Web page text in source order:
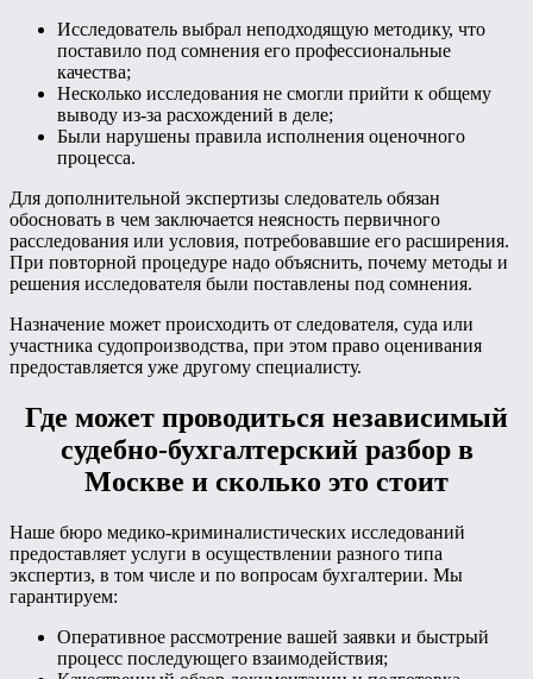
Исследователь выбрал неподходящую методику, что
поставило под сомнения его профессиональные
качества;
Несколько исследования не смогли прийти к общему
выводу из-за расхождений в деле;
Были нарушены правила исполнения оценочного
процесса.
Для дополнительной экспертизы следователь обязан
обосновать в чем заключается неясность первичного
расследования или условия, потребовавшие его расширения.
При повторной процедуре надо объяснить, почему методы и
решения исследователя были поставлены под сомнения.
Назначение может происходить от следователя, суда или
участника судопроизводства, при этом право оценивания
предоставляется уже другому специалисту.
Где может проводиться независимый
судебно-бухгалтерский разбор в
Москве и сколько это стоит
Наше бюро медико-криминалистических исследований
предоставляет услуги в осуществлении разного типа
экспертиз, в том числе и по вопросам бухгалтерии. Мы
гарантируем:
Оперативное рассмотрение вашей заявки и быстрый
процесс последующего взаимодействия;